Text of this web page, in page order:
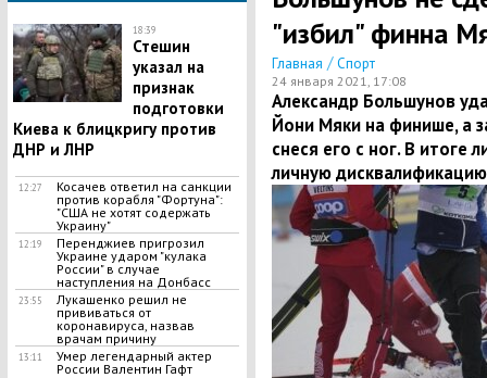
18:39
Стешин
указал на
признак
подготовки
Киева к блицкригу против
ДНР и ЛНР
12:27
​Косачев ответил на санкции
против корабля "Фортуна":
"США не хотят содержать
Украину"
12:19
Перенджиев пригрозил
Украине ударом "кулака
России" в случае
наступления на Донбасс
23:55
Лукашенко решил не
прививаться от
коронавируса, назвав
врачам причину
13:11
Умер легендарный актер
России Валентин Гафт
"избил" финна
Главная / Спорт
24 января 2021, 17:08
Александр Большунов
Йони Мяки на финише, а
снеся его с ног. В итоге
личную